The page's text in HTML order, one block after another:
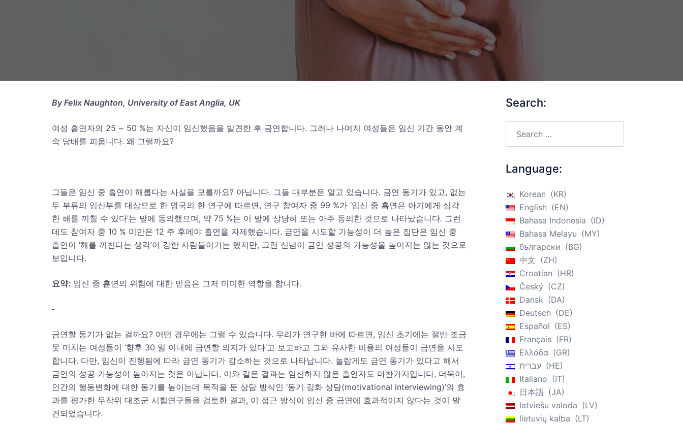
By Felix Naughton, University of East Anglia, UK
여성 흡연자의 25 ~ 50 %는 자신이 임신했음을 발견한 후 금연합니다. 그러나 나머지 여성들은 임신 기간 동안 계
속 담배를 피웁니다. 왜 그럴까요?
그들은 임신 중 흡연이 해롭다는 사실을 모를까요? 아닙니다. 그들 대부분은 알고 있습니다. 금연 동기가 있고, 없는
두 부류의 임산부를 대상으로 한 영국의 한 연구에 따르면, 연구 참여자 중 99 %가 ‘임신 중 흡연은 아기에게 심각
한 해를 끼칠 수 있다’는 말에 동의했으며, 약 75 %는 이 말에 상당히 또는 아주 동의한 것으로 나타났습니다. 그런
데도 참여자 중 10 % 미만은 12 주 후에야 흡연을 자제했습니다. 금연을 시도할 가능성이 더 높은 집단은 임신 중
흡연이 ‘해를 끼친다는 생각’이 강한 사람들이기는 했지만, 그런 신념이 금연 성공의 가능성을 높이지는 않는 것으로
보입니다.
요약: 임신 중 흡연의 위험에 대한 믿음은 그저 미미한 역할을 합니다.
금연할 동기가 없는 걸까요? 어떤 경우에는 그럴 수 있습니다. 우리가 연구한 바에 따르면, 임신 초기에는 절반 조금
못 미치는 여성들이 ‘향후 30 일 이내에 금연할 의지가 있다’고 보고하고 그와 유사한 비율의 여성들이 금연을 시도
합니다. 다만, 임신이 진행됨에 따라 금연 동기가 감소하는 것으로 나타납니다. 놀랍게도 금연 동기가 있다고 해서
금연의 성공 가능성이 높아지는 것은 아닙니다. 이와 같은 결과는 임신하지 않은 흡연자도 마찬가지입니다. 더욱이,
인간의 행동변화에 대한 동기를 높이는데 목적을 둔 상담 방식인 ‘동기 강화 상담(motivational interviewing)’의 효
과를 평가한 무작위 대조군 시험연구들을 검토한 결과, 이 접근 방식이 임신 중 금연에 효과적이지 않다는 것이 발
견되었습니다.
Search:
Language:
Korean
KR
English
EN
Bahasa Indonesia
ID
Bahasa Melayu
MY
български
BG
中文
ZH
Croatian
HR
Český
CZ
Dansk
DA
Deutsch
DE
Español
ES
Français
FR
Ελλάδα
GR
עברית
HE
Italiano
IT
日本語
JA
latviešu valoda
LV
lietuvių kalba
LT